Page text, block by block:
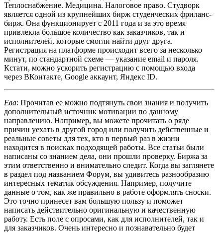
Теплоснабжение. Медицина. Налоговое право. Студворк
является одной из крупнейших бирж студенческих фриланс-
бирж. Она функционирует с 2011 года и за это время
привлекла большое количество как заказчиков, так и
исполнителей, которые смогли найти друг друга.
Регистрация на платформе происходит всего за несколько
минут, по стандартной схеме — указание email и пароля.
Кстати, можно ускорить регистрацию с помощью входа
через ВКонтакте, Google аккаунт, Яндекс ID.
Ева: Прочитав ее можно подтянуть свои знания и получить
дополнительный источник мотивации по данному
направлению. Например, вы можете прочитать о ряде
причин уехать в другой город или получить действенные и
реальные советы для тех, кто в первый раз в жизни
находится в поисках подходящей работы. Все статьи были
написаны со знанием дела, они прошли проверку. Биржа за
этим ответственно и внимательно следит. Когда вы заглянете
в раздел под названием Форум, вы удивитесь разнообразию
интересных тематик обсуждения. Например, получите
данные о том, как же правильно в работе оформлять сноски.
Это точно принесет вам большую пользу и поможет
написать действительно оригинальную и качественную
работу. Есть поле с опросами, как для исполнителей, так и
для заказчиков. Очень интересно и познавательно будет